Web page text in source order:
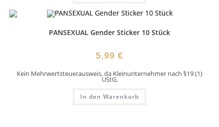
PANSEXUAL Gender Sticker 10 Stück
5,99 €
Kein Mehrwertsteuerausweis, da Kleinunternehmer nach §19 (1)
UStG.
In den Warenkorb